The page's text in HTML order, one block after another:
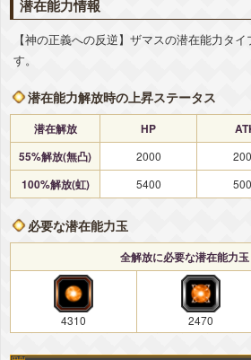
潜在能力情報
【神の正義への反逆】ザマスの潜在能力タイ
す。
潜在能力解放時の上昇ステータス
潜在解放 HP
55%解放(無凸)
2000
100%解放(虹) 5400
必要な潜在能力玉
全解放に必要な潜在能力
4310 2470